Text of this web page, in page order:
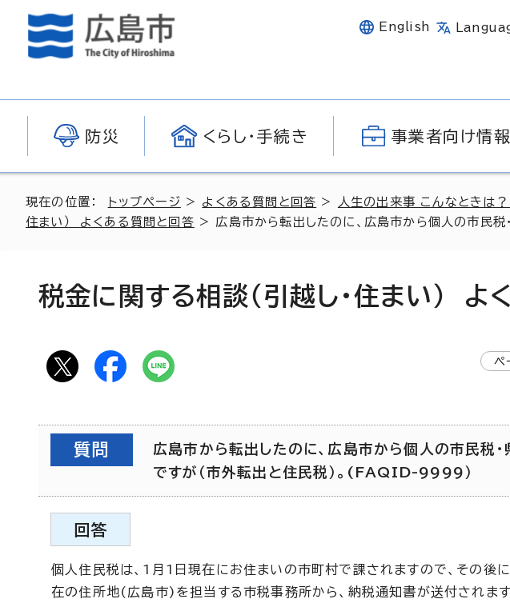
English
防災 くらし・手続き 事業者向け情報
現在の位置： トップページ > よくある質問と回答 > 人生の出来事 こんなときは
住まい） よくある質問と回答 > 広島市から転出したのに、広島市から個人の市民
税金に関する相談（引越し・住まい） よ
ペ
質問
広島市から転出したのに、広島市から個人の市民税
ですが（市外転出と住民税）。(FAQID-9999）
回答
個人住民税は、1月1日現在にお住まいの市町村で課されますので、その後
在の住所地(広島市)を担当する市税事務所から、納税通知書が送付されます